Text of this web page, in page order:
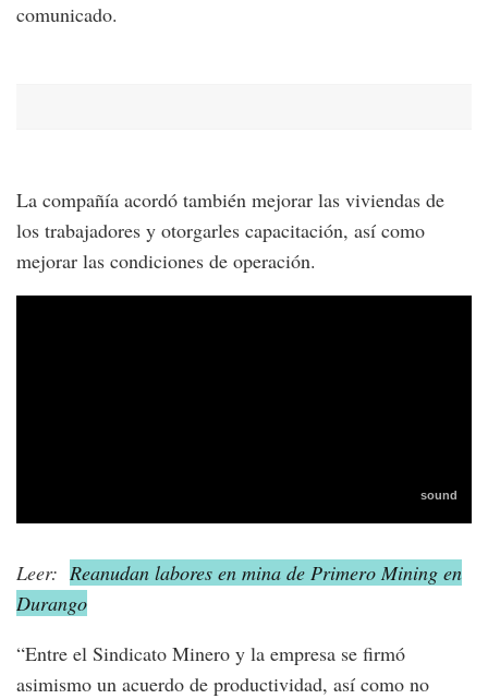
comunicado.
La compañía acordó también mejorar las viviendas de
los trabajadores y otorgarles capacitación, así como
mejorar las condiciones de operación.
Leer: Reanudan labores en mina de Primero Mining en
Durango
“Entre el Sindicato Minero y la empresa se firmó
asimismo un acuerdo de productividad, así como no